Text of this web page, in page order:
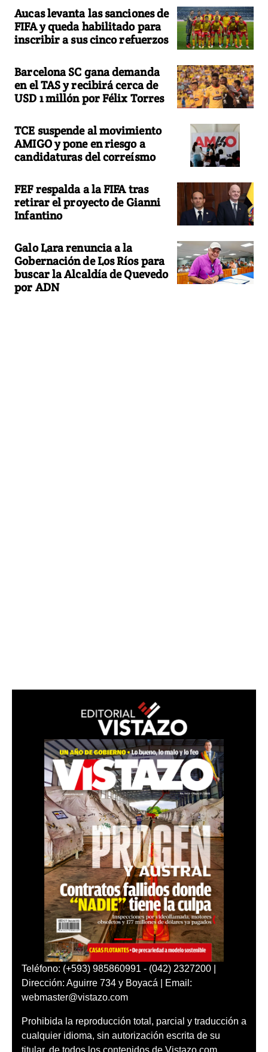
Aucas levanta las sanciones de
FIFA y queda habilitado para
inscribir a sus cinco refuerzos
Barcelona SC gana demanda
en el TAS y recibirá cerca de
USD 1 millón por Félix Torres
TCE suspende al movimiento
AMIGO y pone en riesgo a
candidaturas del correísmo
FEF respalda a la FIFA tras
retirar el proyecto de Gianni
Infantino
Galo Lara renuncia a la
Gobernación de Los Ríos para
buscar la Alcaldía de Quevedo
por ADN
Teléfono: (+593) 985860991 - (042) 2327200 |
Dirección: Aguirre 734 y Boyacá | Email:
webmaster@vistazo.com
Prohibida la reproducción total, parcial y traducción a
cualquier idioma, sin autorización escrita de su
titular, de todos los contenidos de Vistazo.com.